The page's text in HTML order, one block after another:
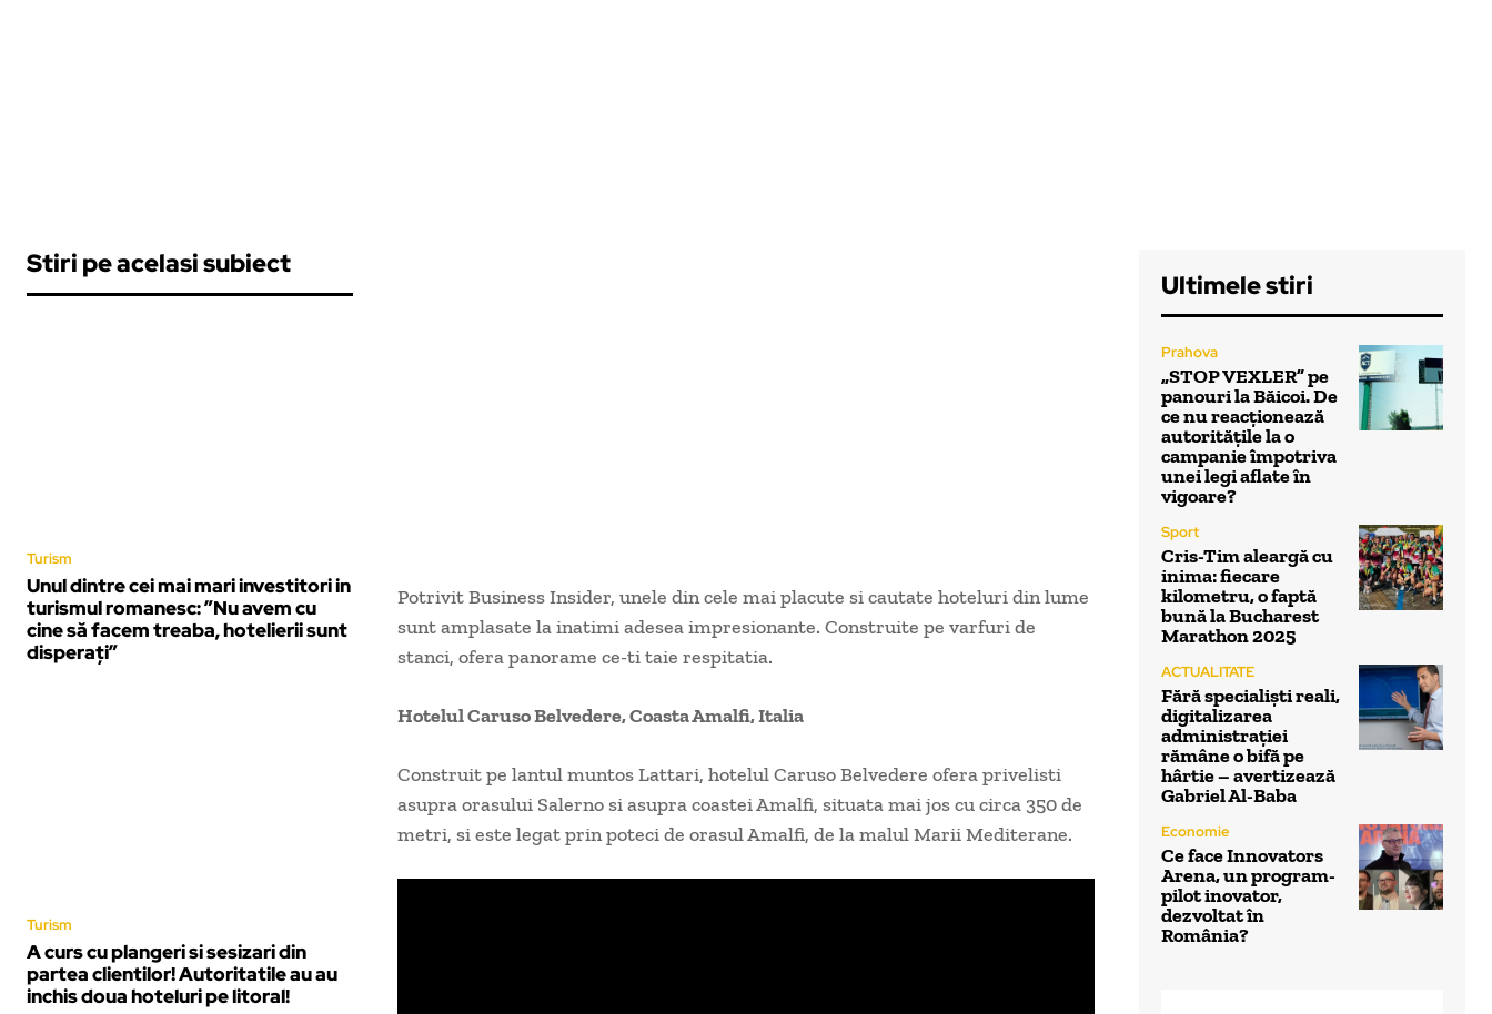
Stiri pe acelasi subiect
Turism
Unul dintre cei mai mari investitori in
turismul romanesc: ”Nu avem cu
cine să facem treaba, hotelierii sunt
disperaţi”
Turism
A curs cu plangeri si sesizari din
partea clientilor! Autoritatile au au
inchis doua hoteluri pe litoral!
Potrivit Business Insider, unele din cele mai placute si cautate hoteluri din lume
sunt amplasate la inatimi adesea impresionante. Construite pe varfuri de
stanci, ofera panorame ce-ti taie respitatia.
Hotelul Caruso Belvedere, Coasta Amalfi, Italia
Construit pe lantul muntos Lattari, hotelul Caruso Belvedere ofera privelisti
asupra orasului Salerno si asupra coastei Amalfi, situata mai jos cu circa 350 de
metri, si este legat prin poteci de orasul Amalfi, de la malul Marii Mediterane.
Ultimele stiri
Prahova
„STOP VEXLER” pe
panouri la Băicoi. De
ce nu reacționează
autoritățile la o
campanie împotriva
unei legi aflate în
vigoare?
Sport
Cris-Tim aleargă cu
inima: fiecare
kilometru, o faptă
bună la Bucharest
Marathon 2025
ACTUALITATE
Fără specialiști reali,
digitalizarea
administrației
rămâne o bifă pe
hârtie – avertizează
Gabriel Al-Baba
Economie
Ce face Innovators
Arena, un program-
pilot inovator,
dezvoltat în
România?